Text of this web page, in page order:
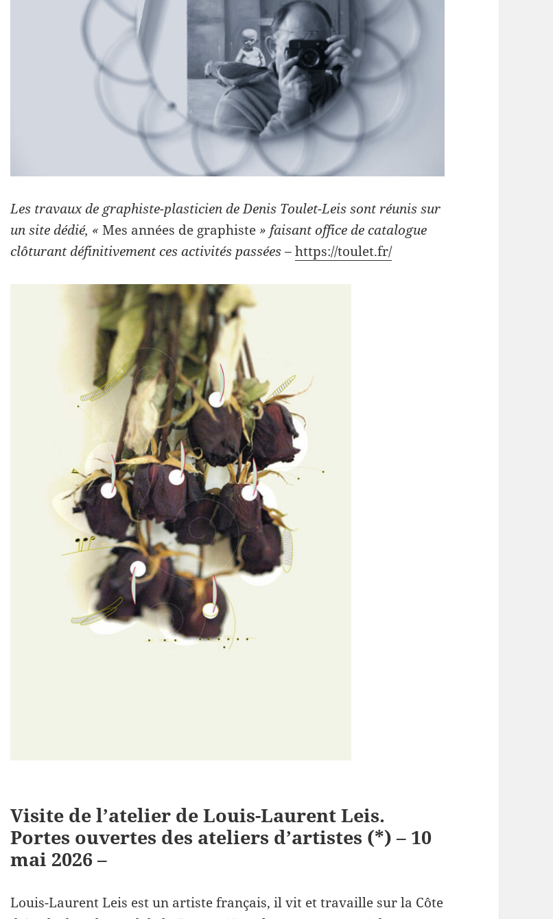
Les travaux de graphiste-plasticien de Denis Toulet-Leis sont réunis sur
un site dédié, «Mes années de graphiste» faisant office de catalogue
clôturant définitivement ces activités passées –https://toulet.fr/
Visite de l’atelier de Louis-Laurent Leis.
Portes ouvertes des ateliers d’artistes (*) – 10
mai 2026 –
Louis-Laurent Leis est un artiste français, il vit et travaille sur la Côte